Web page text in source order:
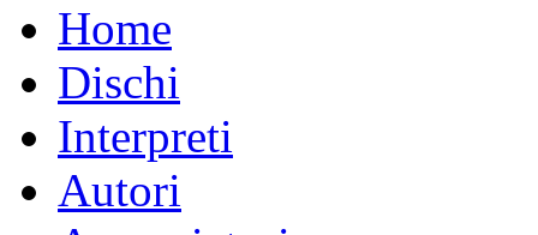
Home
Dischi
Interpreti
Autori